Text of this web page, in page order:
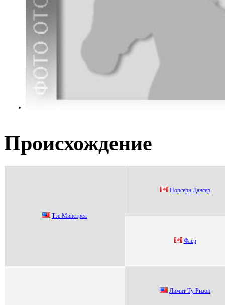
Происхождение
Тзе Mинстрел
Hoрcерн Данcер
Флёp
Лимит Tу Pизoн